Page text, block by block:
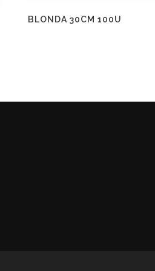
BLONDA 30CM 100U